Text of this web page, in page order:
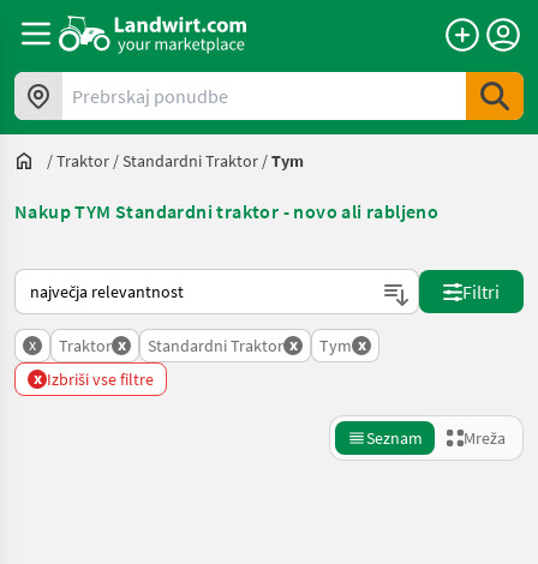
Prebrskaj ponudbe
/Traktor /Standardni Traktor /Tym
Nakup TYM Standardni traktor - novo ali rabljeno
Tako je razvrščeno na Landwirt.com
Filtri
x Traktor x Standardni Traktor x Tym x
x Izbriši vse filtre
Seznam Mreža